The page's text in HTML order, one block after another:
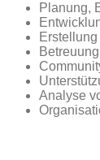
Planung,
Analyse